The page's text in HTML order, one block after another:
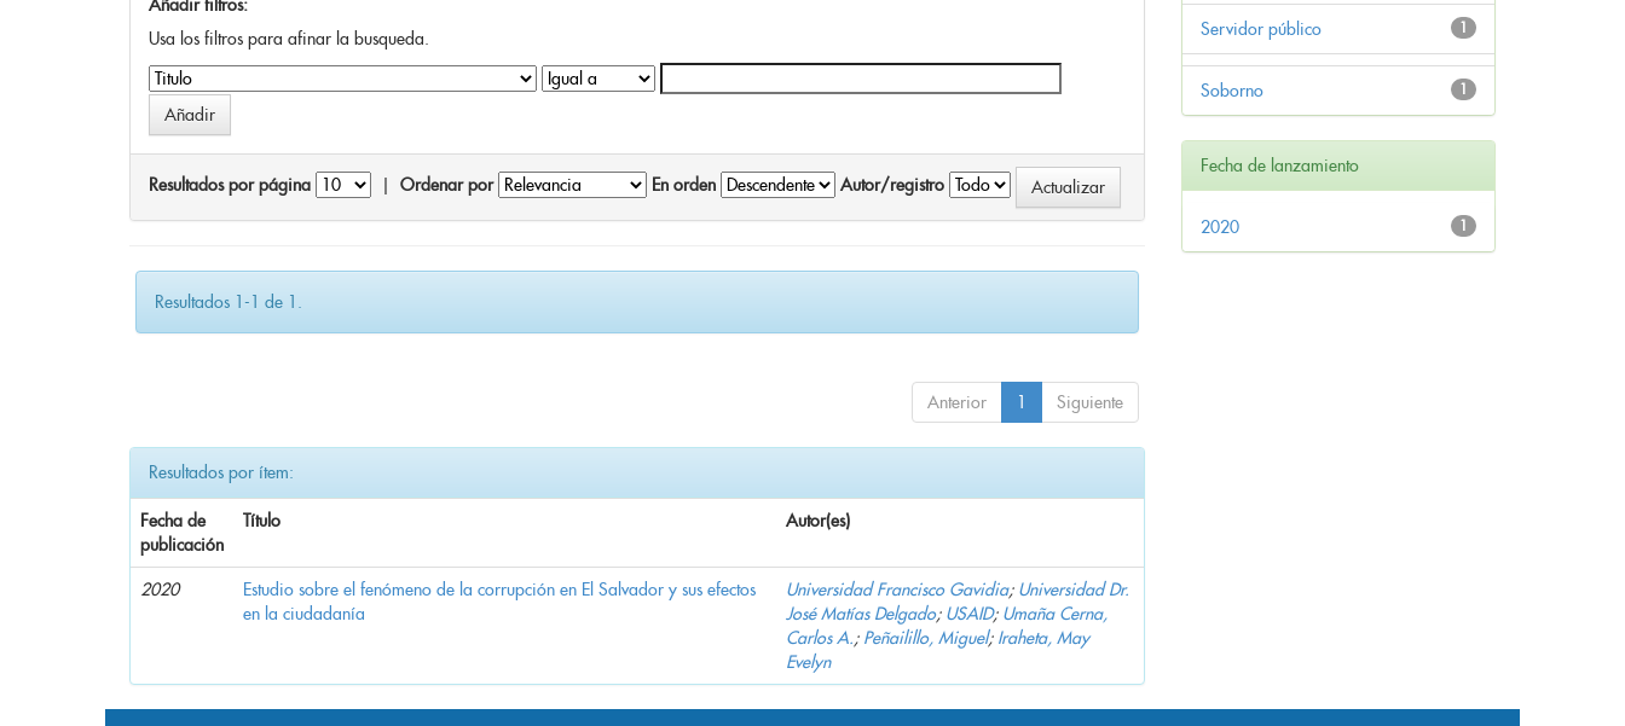
Añadir filtros:
Usa los filtros para afinar la busqueda.
Resultados por página Ordenar por En orden Autor/registro
Resultados 1-1 de 1.
Anterior 1 Siguiente
Resultados por ítem:
Fecha de
publicación
Título Autor(es)
2020
Estudio sobre el fenómeno de la corrupción en El Salvador y sus efectos
en la ciudadanía
Universidad Francisco Gavidia; Universidad Dr.
José Matías Delgado; USAID; Umaña Cerna,
Carlos A.; Peñailillo, Miguel; Iraheta, May
Evelyn
1
Servidor público
1
Soborno
Fecha de lanzamiento
1
2020